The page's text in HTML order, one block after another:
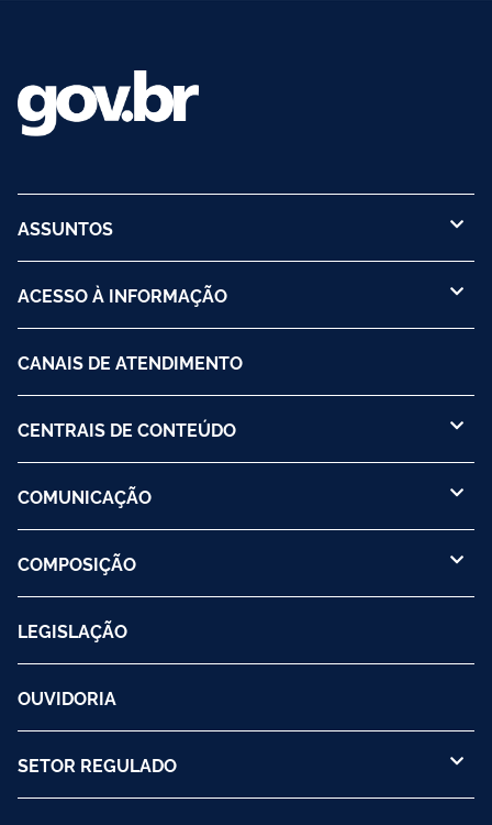
ASSUNTOS
ACESSO À INFORMAÇÃO
CANAIS DE ATENDIMENTO
CENTRAIS DE CONTEÚDO
COMUNICAÇÃO
COMPOSIÇÃO
LEGISLAÇÃO
OUVIDORIA
SETOR REGULADO